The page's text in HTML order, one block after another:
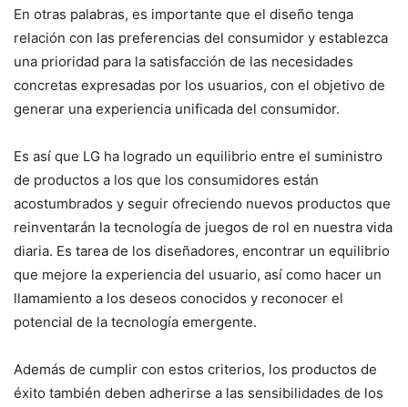
En otras palabras, es importante que el diseño tenga
relación con las preferencias del consumidor y establezca
una prioridad para la satisfacción de las necesidades
concretas expresadas por los usuarios, con el objetivo de
generar una experiencia unificada del consumidor.
Es así que LG ha logrado un equilibrio entre el suministro
de productos a los que los consumidores están
acostumbrados y seguir ofreciendo nuevos productos que
reinventarán la tecnología de juegos de rol en nuestra vida
diaria. Es tarea de los diseñadores, encontrar un equilibrio
que mejore la experiencia del usuario, así como hacer un
llamamiento a los deseos conocidos y reconocer el
potencial de la tecnología emergente.
Además de cumplir con estos criterios, los productos de
éxito también deben adherirse a las sensibilidades de los